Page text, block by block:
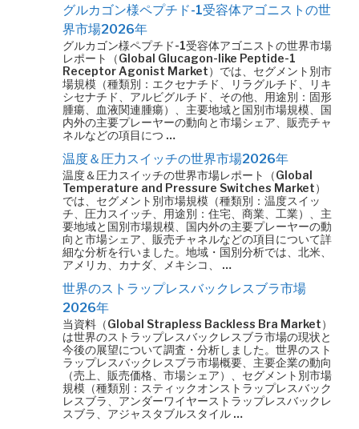
グルカゴン様ペプチド-1受容体アゴニストの世
界市場2026年
グルカゴン様ペプチド-1受容体アゴニストの世界市場
レポート（Global Glucagon-like Peptide-1
Receptor Agonist Market）では、セグメント別市
場規模（種類別：エクセナチド、リラグルチド、リキ
シセナチド、アルビグルチド、その他、用途別：固形
腫瘍、血液関連腫瘍）、主要地域と国別市場規模、国
内外の主要プレーヤーの動向と市場シェア、販売チャ
ネルなどの項目につ …
温度＆圧力スイッチの世界市場2026年
温度＆圧力スイッチの世界市場レポート（Global
Temperature and Pressure Switches Market）
では、セグメント別市場規模（種類別：温度スイッ
チ、圧力スイッチ、用途別：住宅、商業、工業）、主
要地域と国別市場規模、国内外の主要プレーヤーの動
向と市場シェア、販売チャネルなどの項目について詳
細な分析を行いました。地域・国別分析では、北米、
アメリカ、カナダ、メキシコ、 …
世界のストラップレスバックレスブラ市場
2026年
当資料（Global Strapless Backless Bra Market）
は世界のストラップレスバックレスブラ市場の現状と
今後の展望について調査・分析しました。世界のスト
ラップレスバックレスブラ市場概要、主要企業の動向
（売上、販売価格、市場シェア）、セグメント別市場
規模（種類別：スティックオンストラップレスバック
レスブラ、アンダーワイヤーストラップレスバックレ
スブラ、アジャスタブルスタイル …